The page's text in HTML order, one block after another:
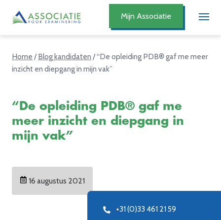
Mijn Associatie
Home /Blog kandidaten /“De opleiding PDB® gaf me meer
inzicht en diepgang in mijn vak”
“De opleiding PDB® gaf me
meer inzicht en diepgang in
mijn vak”
16 augustus 2021
+31 (0)33 461 21 59